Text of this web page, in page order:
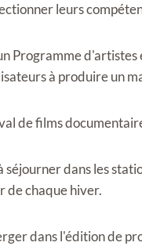
leurs
Programme d'artistes
à produire un
de films
dans les
de chaque hiver.
dans l'édition de